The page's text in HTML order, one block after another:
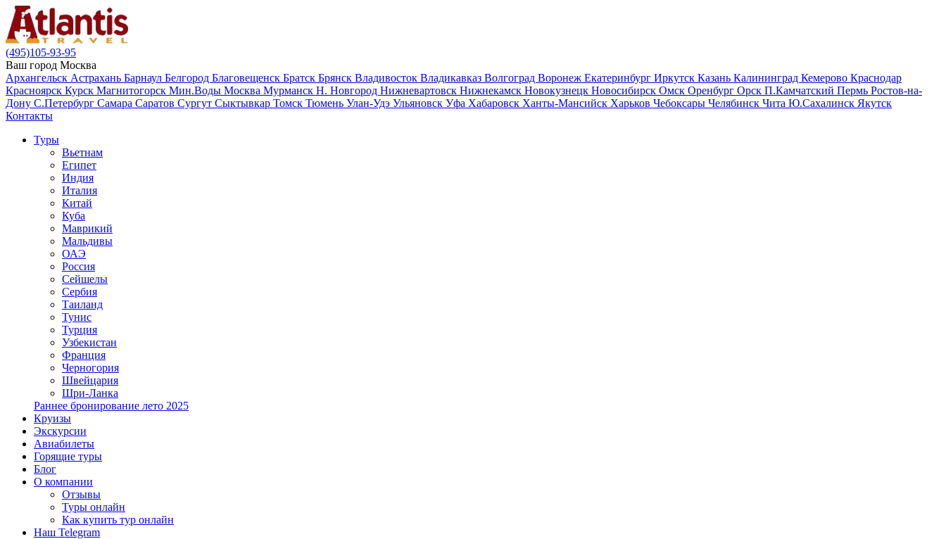
(495)105-93-95
Ваш город Москва
Архангельск Астрахань Барнаул Белгород Благовещенск Братск Брянск Владивосток Владикавказ Волгоград Воронеж Екатеринбург Иркутск Казань Калининград Кемерово Краснодар
Красноярск Курск Магнитогорск Мин.Воды Москва Мурманск Н. Новгород Нижневартовск Нижнекамск Новокузнецк Новосибирск Омск Оренбург Орск П.Камчатский Пермь Ростов-на-
Дону С.Петербург Самара Саратов Сургут Сыктывкар Томск Тюмень Улан-Удэ Ульяновск Уфа Хабаровск Ханты-Мансийск Харьков Чебоксары Челябинск Чита Ю.Сахалинск Якутск
Контакты
Туры
Вьетнам
Египет
Индия
Италия
Китай
Куба
Маврикий
Мальдивы
ОАЭ
Россия
Сейшелы
Сербия
Таиланд
Тунис
Турция
Узбекистан
Франция
Черногория
Швейцария
Шри-Ланка
Раннее бронирование лето 2025
Круизы
Экскурсии
Авиабилеты
Горящие туры
Блог
О компании
Отзывы
Туры онлайн
Как купить тур онлайн
Наш Telegram